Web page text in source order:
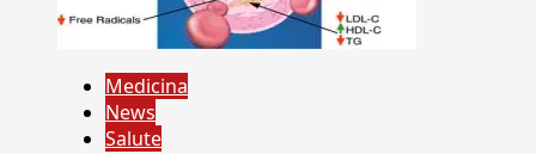
Medicina
News
Salute